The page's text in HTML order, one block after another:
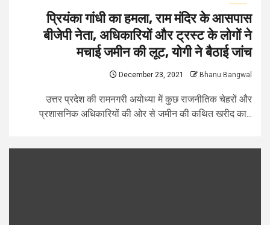
प्रियंका गांधी का हमला, राम मंदिर के आसपास
बीजेपी नेता, अधिकारियों और ट्रस्ट के लोगों ने
मचाई जमीन की लूट, योगी ने बैठाई जांच
December 23, 2021 Bhanu Bangwal
उत्तर प्रदेश की रामनगरी अयोध्या में कुछ राजनीतिक चेहरों और
प्रशासनिक अधिकारियों की ओर से जमीन की कथित खरीद का...